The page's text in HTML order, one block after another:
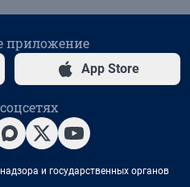
приложение
App Store
и государственных органов